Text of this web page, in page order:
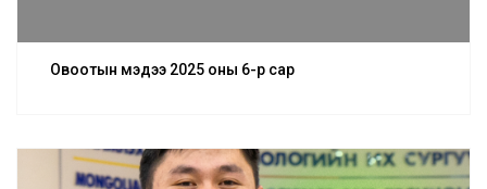
Овоотын мэдээ 2025 оны 6-р сар